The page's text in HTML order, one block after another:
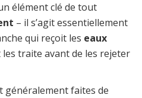
élément clé de tout
– il s’agit essentiellement
qui reçoit les eaux
traite avant de les rejeter
généralement faites de